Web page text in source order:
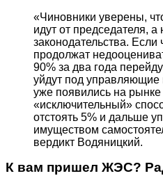
«Чиновники уверены,
идут от председателя, а
законодательства.
продолжат
90% за два года
уйдут под управляющие
уже появились на
«исключительный»
отстоять 5% и дальше
имуществом
вердикт Водяницкий.
К вам пришел ЖЭС?